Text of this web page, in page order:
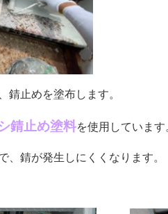
錆止めを塗布します。
錆止め塗料を使用しています
、錆が発生しにくくなります。